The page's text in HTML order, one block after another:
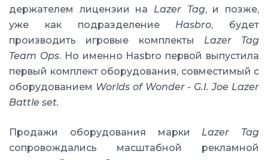
держателем лицензии на Lazer Tag, и позже,
уже как подразделение Hasbro, будет
производить игровые комплекты Lazer Tag
Team Ops. Но именно Hasbro первой выпустила
первый комплект оборудования, совместимый с
оборудованием Worlds of Wonder - G.I. Joe Lazer
Battle set.
Продажи оборудования марки Lazer Tag
сопровождались масштабной рекламной